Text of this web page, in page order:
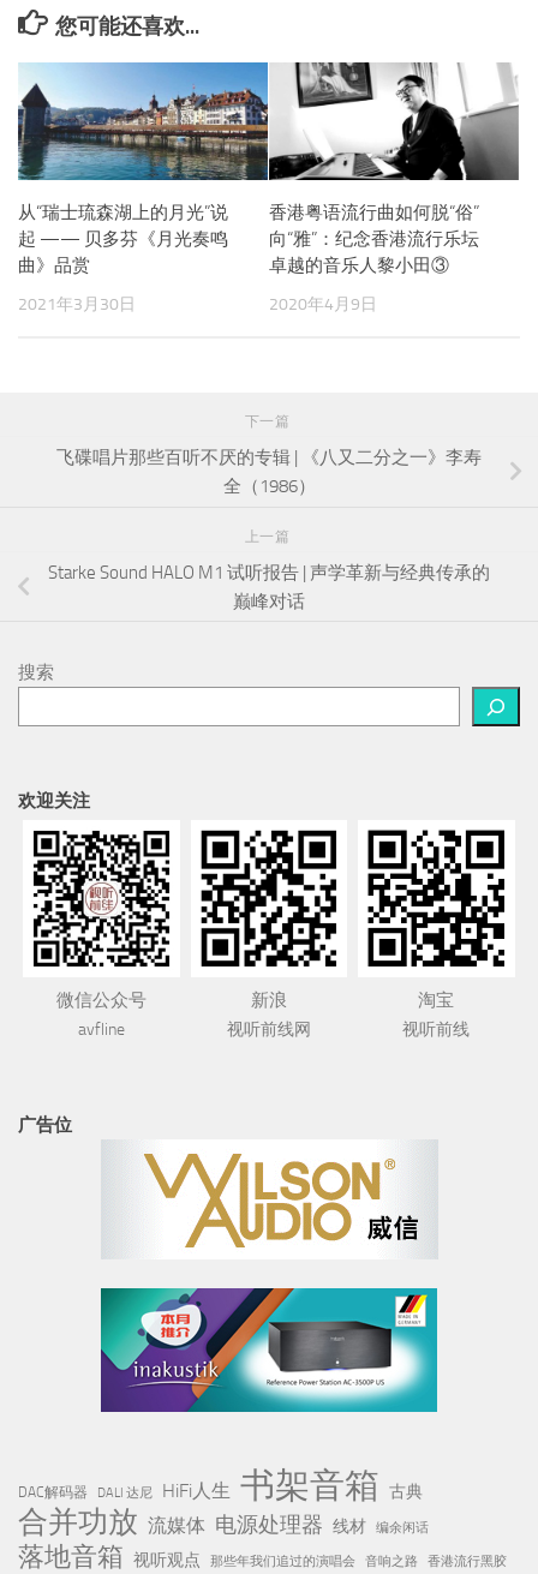
您可能还喜欢...
从“瑞士琉森湖上的月光”说
起 —— 贝多芬《月光奏鸣
曲》品赏
2021年3月30日
香港粤语流行曲如何脱“俗”
向“雅”：纪念香港流行乐坛
卓越的音乐人黎小田③
2020年4月9日
下一篇
飞碟唱片那些百听不厌的专辑 | 《八又二分之一》李寿
全（1986）
上一篇
Starke Sound HALO M1 试听报告 | 声学革新与经典传承的
巅峰对话
搜索
欢迎关注
微信公众号
avfline
新浪
视听前线网
淘宝
视听前线
广告位
DAC解码器 DALI 达尼 HiFi人生 书架音箱 古典
合并功放 流媒体 电源处理器 线材 编余闲话
落地音箱 视听观点 那些年我们追过的演唱会 音响之路 香港流行黑胶